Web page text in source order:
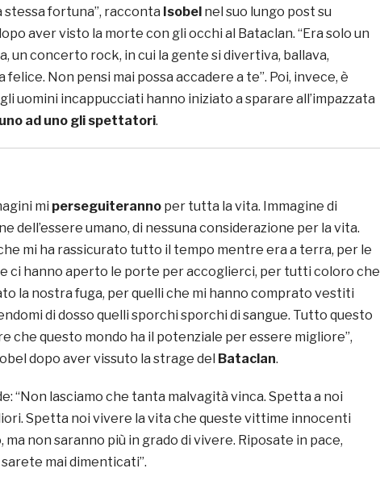
stessa fortuna”, racconta Isobel nel suo lungo post su
aver visto la morte con gli occhi al Bataclan. “Era solo un
un concerto rock, in cui la gente si divertiva, ballava,
felice. Non pensi mai possa accadere a te”. Poi, invece, è
uomini incappucciati hanno iniziato a sparare all’impazzata
ad uno gli spettatori.
mi perseguiteranno per tutta la vita. Immagine di
dell’essere umano, di nessuna considerazione per la vita.
che mi ha rassicurato tutto il tempo mentre era a terra, per le
ci hanno aperto le porte per accoglierci, per tutti coloro che
la nostra fuga, per quelli che mi hanno comprato vestiti
di dosso quelli sporchi sporchi di sangue. Tutto questo
che questo mondo ha il potenziale per essere migliore”,
dopo aver vissuto la strage del Bataclan.
“Non lasciamo che tanta malvagità vinca. Spetta a noi
Spetta noi vivere la vita che queste vittime innocenti
ma non saranno più in grado di vivere. Riposate in pace,
mai dimenticati”.